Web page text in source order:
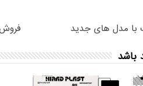
با مدل های جدید
باشد